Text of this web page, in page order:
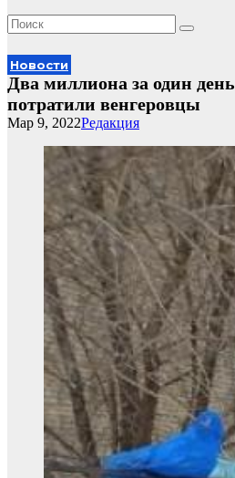
Новости
Два миллиона за один день
потратили венгеровцы
Редакция
Мар 9, 2022